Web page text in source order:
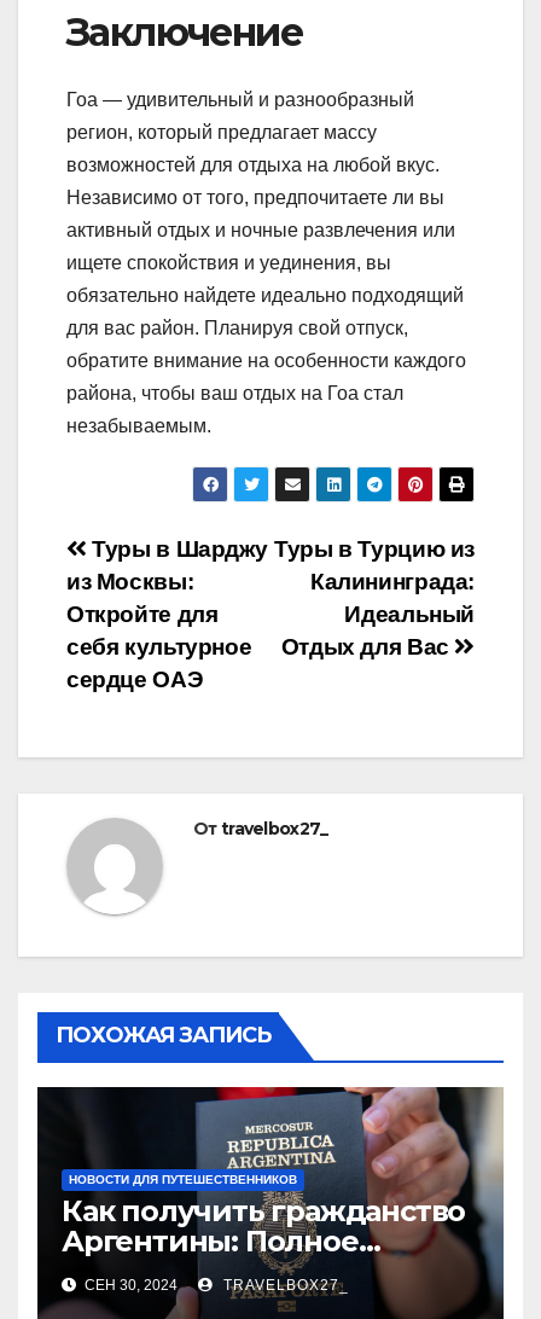
Заключение
Гоа — удивительный и разнообразный
регион, который предлагает массу
возможностей для отдыха на любой вкус.
Независимо от того, предпочитаете ли вы
активный отдых и ночные развлечения или
ищете спокойствия и уединения, вы
обязательно найдете идеально подходящий
для вас район. Планируя свой отпуск,
обратите внимание на особенности каждого
района, чтобы ваш отдых на Гоа стал
незабываемым.
Навигация
по
записям
Туры в Турцию из
Калининграда:
Идеальный
Отдых для Вас
Туры в Шарджу
из Москвы:
Откройте для
себя культурное
сердце ОАЭ
Отtravelbox27_
ПОХОЖАЯ ЗАПИСЬ
НОВОСТИ ДЛЯ ПУТЕШЕСТВЕННИКОВ
Как получить гражданство
Аргентины: Полное
руководство
СЕН 30, 2024 TRAVELBOX27_